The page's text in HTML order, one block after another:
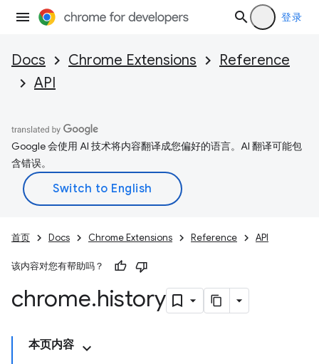
登录
Docs Chrome Extensions
Reference
API
Google 会使用 AI 技术将内容翻译成您偏好的语言。AI 翻译可能包
含错误。
首页 Docs Chrome Extensions Reference API
该内容对您有帮助吗？
chrome.history
本页内容